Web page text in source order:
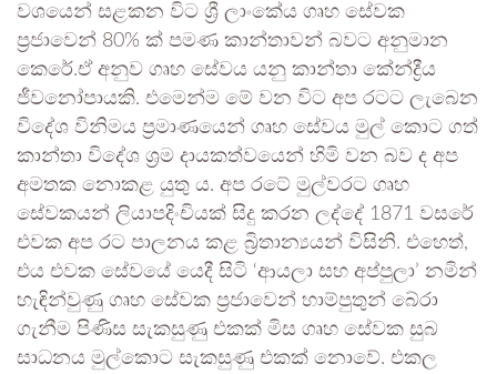
වශයෙන් සළකන විට ශ්‍රී ලාංකේය ගෘහ සේවක
ප්‍රජාවෙන් 80% ක් පමණ කාන්තාවන් බවට අනුමාන
කෙරේ.ඒ අනුව ගෘහ සේවය යනු කාන්තා කේන්ද්‍රීය
ජීවනෝපායකි. එමෙන්ම මේ වන විට අප රටට ලැබෙන
විදේශ විනිමය ප්‍රමාණයෙන් ගෘහ සේවය මුල් කොට ගත්
කාන්තා විදේශ ශ්‍රම දායකත්වයෙන් හිමි වන බව ද අප
අමතක නොකළ යුතු ය. අප රටේ මුල්වරට ගෘහ
සේවකයන් ලියාපදිංචියක් සිදු කරන ලද්දේ 1871 වසරේ
එවක අප රට පාලනය කළ බ්‍රිතාන්‍යයන් විසිනි. එහෙත්,
එය එවක සේවයේ යෙදී සිටි ‘ආයලා සහ අප්පුලා’ නමින්
හැඳින්වුණු ගෘහ සේවක ප්‍රජාවෙන් හාම්පුතුන් බේරා
ගැනීම පිණිස සැකසුණු එකක් මිස ගෘහ සේවක සුබ
සාධනය මුල්කොට සැකසුණු එකක් නොවේ. එකල